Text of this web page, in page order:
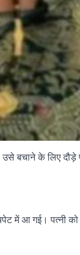
बचाने के लिए दौड़े
में आ गई। पत्नी